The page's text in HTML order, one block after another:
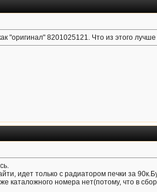
"оригинал" 8201025121. Что из этого
идет только с радиатором печки за
номера нет(потому, что в